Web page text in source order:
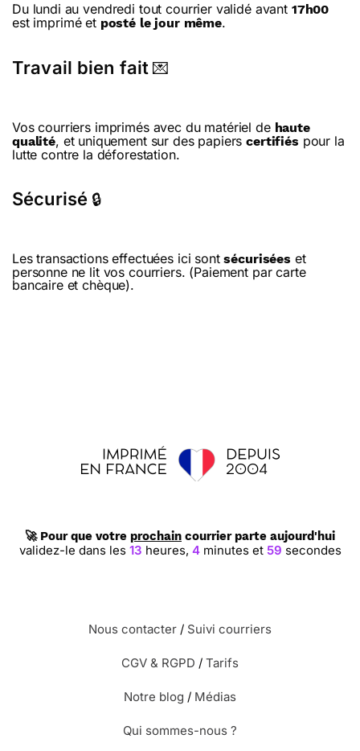
Du lundi au vendredi tout courrier validé avant 17h00
est imprimé et posté le jour même.
Travail bien fait 💌
Vos courriers imprimés avec du matériel de haute
qualité, et uniquement sur des papierscertifiés pour la
lutte contre la déforestation.
Sécurisé 🔒
Les transactions effectuées ici sontsécurisées et
personne ne lit vos courriers. (Paiement par carte
bancaire et chèque).
🚀 Pour que votre prochain courrier parte aujourd'hui
validez-le dans les 13 heures, 4minutes et 59 secondes
Nous contacter / Suivi courriers
CGV & RGPD / Tarifs
Notre blog / Médias
Qui sommes-nous ?